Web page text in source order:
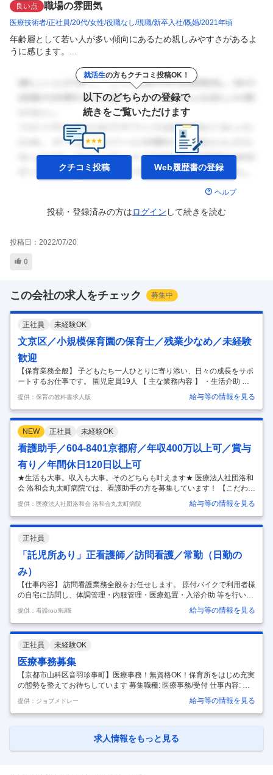
良い点 職場の雰囲気
医療技術者 正社員 20代 女性 役職なし 現職 新卒入社 既婚 2021年頃
年齢層として若い人が多い傾向にあるため親しみやすさがあるよ
うに感じます。...
就活生の方もクチコミ投稿OK！
以下のどちらかの登録で
続きをご覧いただけます
クチコミ投稿 Web履歴書の登録
ヘルプ
投稿・登録済みの方はログイン して続きを読む
投稿日： 2022/07/20
0
この会社の求人をチェック 募集中
正社員 未経験OK
文京区／小規模保育園の保育士／残業少なめ／未経験
歓迎
【保育業務全般】 子どもたち一人ひとりに寄り添い、日々の成長をサポ
ートするお仕事です。 園児定員19人 【 主な業務内容 】 ・生活介助 登
降園対応、食事・睡眠・お着替え・排泄の補助 ・保育活動 お散歩の同
行、季節行事や遊びの企画・実施 ・保護者対応 お迎え時の対応、日々の
体調や様子の共有 ・書類作成 連絡帳の記入、週案・月案の作成 ※勤務
する園の規模や方針により、担当業務は柔軟に対応していただきます。
未経験・ブランクがある方も安心の丁寧なフォロー体制を整えてお待ち
しています！ 【こんな職場です！】 ・風通しが良く、相談しやすいアッ
トホームな環境！ 20代〜50代まで幅広い世代が活躍中。 お …
提供：保育の教科書求人版 給与等の情報を見る
NEW 正社員 未経験OK
看護助手／604-8401京都府／年収400万以上可／賞与
有り／年間休日120日以上可
★生活も大事。収入も大事。そのどちらも叶えます★ 医療法人社団洛和
会 洛和会丸太町病院では、看護助手の方を募集しています！ 【こだわり
のポイント】 ◆ 評価制度が整っているため無理なく頑張り次第で収入ア
ップ！ ◆ 未経験◎ 研修が充実した現場で患者様と丁寧に寄り添えま
す。 ◆ 新人を一人にしない体制です。できることから一緒に進めます。
◆ 不安は"その日"のうちに相談できる雰囲気です。 ◆ チームで支える文
化。声を掛け合う環境です。 ◆ 成長を実感できる現場で、経験幅が自然
に広がります。 ◆ 日勤のみ／夜勤回数の相談OK。 ◆ 残業は少なめ、予
定が崩れにくくワークバランス◎ ※見学だけでも歓迎…
提供：医療法人社団洛和会 洛和会丸太町病院 給与等の情報を見る
正社員
「託児所あり」正看護師／訪問看護／常勤（日勤の
み）
【仕事内容】 訪問看護業務全般をお任せします。 原付バイクで利用者様
の自宅に訪問し、体調管理・内服管理・医療処置・入浴介助 等を行いま
す。 ▼具体的には ・在宅での健康チェック ・リハビリ、服薬管理 ・入
浴介助 ・ターミナルケア ・褥そうケア ・バルーンや在宅酸素管理など
医療的ケア ・利用者さんの通所日、訪問日の看護ケア ・体調チェック
・医療処置 ・ご家族様への療養上の指導 などを行います。 ・1件の訪問
時間は30分/60分/90分です ・1日4～5件訪問していただきます（1件に
かかる訪問時間による）
提供：看護roo!転職 給与等の情報を見る
正社員 未経験OK
医療事務募集
【京都市山科区音羽珍事町】医療事務！無資格OK！保育所をはじめ充実
の態勢を整えてお待ちしています 募集職種: 医療事務/受付 仕事内容: 病
院窓口での患者さん受付対応、電話・会計レジ対応、診療報酬明細書
（レセプト）の作成など、入職時の状況により担当分けを行います。
【就業の場所：変更範囲】 業務の都合等により、法人の定める部署への
内容：変更範囲】 業務の都合等により、法人の指示する業務への変更を
提供：ジョブメドレー 給与等の情報を見る
求人情報をもっと見る